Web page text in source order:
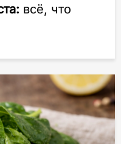
всё, что